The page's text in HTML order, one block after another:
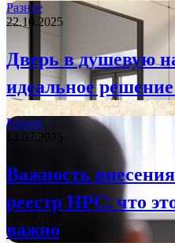
Разное
22.10.2025
Дверь в душевую
идеальное
Разное
13.07.2025
Важность
реестр НРС: что
важно